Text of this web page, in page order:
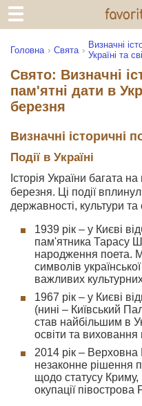
Головна Свята
Визначні
Україні та
Свято: Визначні
пам'ятні дати в
березня
Визначні історичні
Події в Україні
Історія України багата
березня. Ці події
державності, культури та
1939 рік – у Києві
пам'ятника Тарасу
народження поета.
символів
важливих
1967 рік – у Києві
(нині – Київський
став найбільшим в
освіти та виховання
2014 рік –
незаконне рішення
щодо статусу
окупації